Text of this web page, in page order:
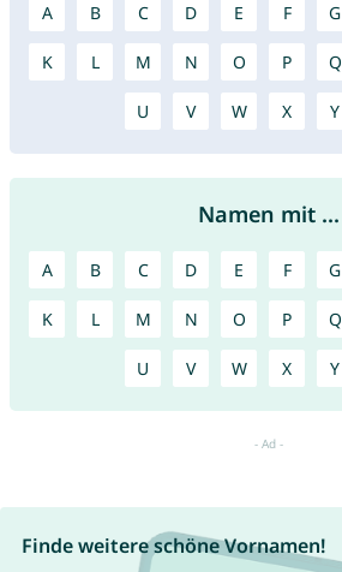
A B C D E F G
K L M N O P Q
U V W X Y
Namen mit ...
A B C D E F G
K L M N O P Q
U V W X Y
Finde weitere schöne Vornamen!